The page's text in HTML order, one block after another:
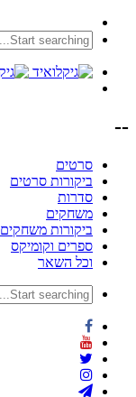
--
סרטים
ביקורות סרטים
סדרות
משחקים
ביקורות משחקים
ספרים וקומיקס
וכל השאר